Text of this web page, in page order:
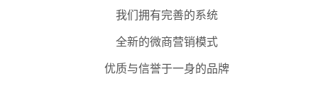
我们拥有完善的系统
全新的微商营销模式
优质与信誉于一身的品牌